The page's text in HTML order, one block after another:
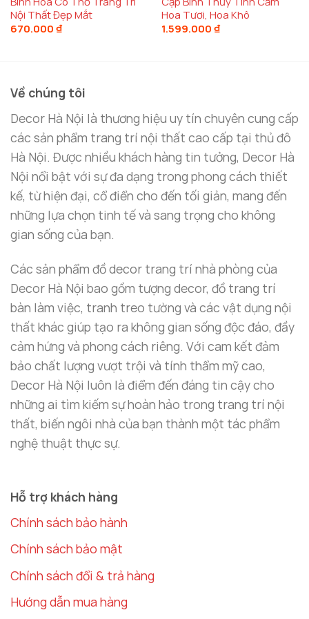
Bình hoa thủy tinh cao cấp
Decor Nhà Cửa – Sự Sang Trọng Và Tinh
Tế Từ Chi Tiết Nhỏ
Việc lựa chọn decor nhà cửasao cho phù hợp với
không gian sống là điều quan trọng để tạo nên sự
hài hòa và phong cách cho toàn bộ ngôi nhà. Bình
hoa thủy tinh không chỉ là món đồ trang trí đẹp
mắt mà còn giúp không gian của bạn thêm phần
tươi mới và đầy nghệ thuật. Đặc biệt, với
phẩm này mang đến sự sang trọng, tinh tế và bền bỉ
theo thời gian.
Được thiết kế với sự đơn giản nhưng đầy ấn tượng,
bình hoa thủy tinhcó thể dễ dàng kết hợp với các
món đồ trang trí khác như
tường hay chậu cây cảnh
Nội Thất Đẹp Mắt
670.000 ₫
Hoa Tươi, Hoa Khô
1.599.000 ₫
Về chúng tôi
Decor Hà Nội là thương hiệu uy tín chuyên cung cấp
các sản phẩm trang trí nội thất cao cấp tại thủ đô
Hà Nội. Được nhiều khách hàng tin tưởng, Decor Hà
Nội nổi bật với sự đa dạng trong phong cách thiết
kế, từ hiện đại, cổ điển cho đến tối giản, mang đến
những lựa chọn tinh tế và sang trọng cho không
gian sống của bạn.
Các sản phẩm đồ decor trang trí nhà phòng của
Decor Hà Nội bao gồm tượng decor, đồ trang trí
bàn làm việc, tranh treo tường và các vật dụng nội
thất khác giúp tạo ra không gian sống độc đáo, đầy
cảm hứng và phong cách riêng. Với cam kết đảm
bảo chất lượng vượt trội và tính thẩm mỹ cao,
Decor Hà Nội luôn là điểm đến đáng tin cậy cho
những ai tìm kiếm sự hoàn hảo trong trang trí nội
thất, biến ngôi nhà của bạn thành một tác phẩm
nghệ thuật thực sự.
Hỗ trợ khách hàng
Chính sách bảo hành
Chính sách bảo mật
Chính sách đổi & trả hàng
Hướng dẫn mua hàng